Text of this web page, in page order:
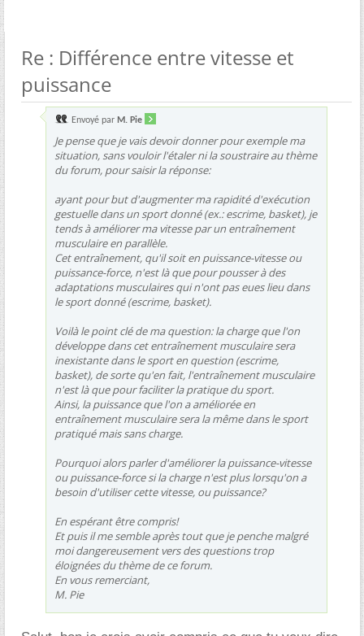
Re : Différence entre vitesse et
puissance
Envoyé par M. Pie
Je pense que je vais devoir donner pour exemple ma
situation, sans vouloir l'étaler ni la soustraire au thème
du forum, pour saisir la réponse:
ayant pour but d'augmenter ma rapidité d'exécution
gestuelle dans un sport donné (ex.: escrime, basket), je
tends à améliorer ma vitesse par un entraînement
musculaire en parallèle.
Cet entraînement, qu'il soit en puissance-vitesse ou
puissance-force, n'est là que pour pousser à des
adaptations musculaires qui n'ont pas eues lieu dans
le sport donné (escrime, basket).
Voilà le point clé de ma question: la charge que l'on
développe dans cet entraînement musculairesera
inexistantedans le sport en question (escrime,
basket), de sorte qu'en fait, l'entraînement musculaire
n'est là que pour faciliter la pratique du sport.
Ainsi, la puissance que l'on a améliorée en
entraînement musculaire sera la même dans le sport
pratiqué mais sans charge.
Pourquoi alors parler d'améliorer la puissance-vitesse
ou puissance-force si la charge n'est plus lorsqu'on a
besoin d'utiliser cette vitesse, ou puissance?
En espérant être compris!
Et puis il me semble après tout que je penche malgré
moi dangereusement vers des questions trop
éloignées du thème de ce forum.
En vous remerciant,
M. Pie